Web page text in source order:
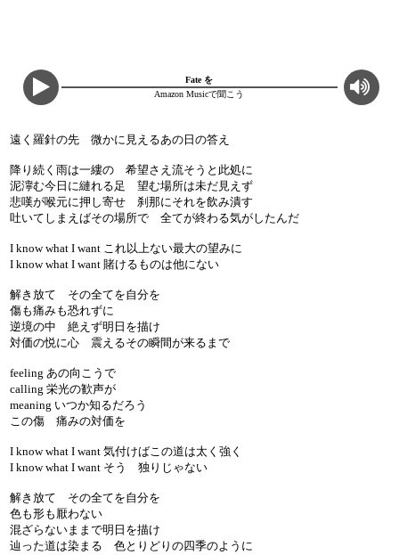
Fate を
Amazon Musicで聞こう
遠く羅針の先 微かに見えるあの日の答え
降り続く雨は一縷の 希望さえ流そうと此処に
泥濘む今日に縺れる足 望む場所は未だ見えず
悲嘆が喉元に押し寄せ 刹那にそれを飲み潰す
吐いてしまえばその場所で 全てが終わる気がしたんだ
I know what I want これ以上ない最大の望みに
I know what I want 賭けるものは他にない
解き放て その全てを自分を
傷も痛みも恐れずに
逆境の中 絶えず明日を描け
対価の悦に心 震えるその瞬間が来るまで
feeling あの向こうで
calling 栄光の歓声が
meaning いつか知るだろう
この傷 痛みの対価を
I know what I want 気付けばこの道は太く強く
I know what I want そう 独りじゃない
解き放て その全てを自分を
色も形も厭わない
混ざらないままで明日を描け
辿った道は染まる 色とりどりの四季のように